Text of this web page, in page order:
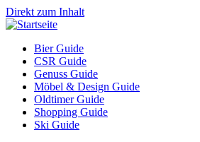
Direkt zum Inhalt
Bier Guide
CSR Guide
Genuss Guide
Möbel & Design Guide
Oldtimer Guide
Shopping Guide
Ski Guide